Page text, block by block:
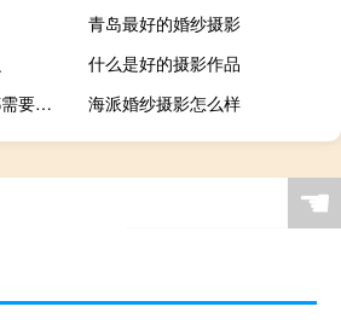
青岛最好的婚纱摄影
什么是好的摄影作品
办理欧洲的旅游签证都需要哪些资料
海派婚纱摄影怎么样
☚